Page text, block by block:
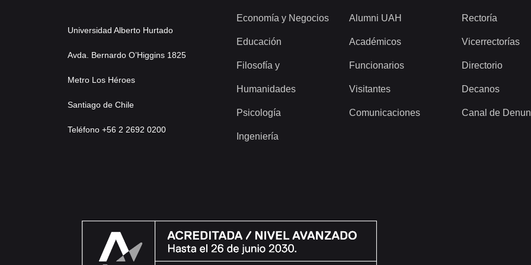
Universidad Alberto Hurtado
Avda. Bernardo O’Higgins 1825
Metro Los Héroes
Santiago de Chile
Teléfono +56 2 2692 0200
Economía y Negocios
Educación
Filosofía y
Humanidades
Psicología
Ingeniería
Alumni UAH
Académicos
Funcionarios
Visitantes
Comunicaciones
Rectoría
Vicerrectorías
Directorio
Decanos
Canal de